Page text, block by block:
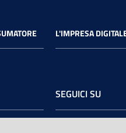
L'IMPRESA
SEGUICI SU